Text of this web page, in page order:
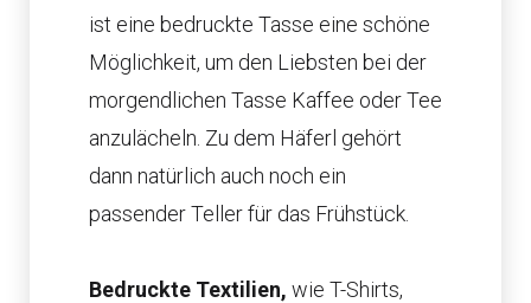
ist eine bedruckte Tasse eine schöne
Möglichkeit, um den Liebsten bei der
morgendlichen Tasse Kaffee oder Tee
anzulächeln. Zu dem Häferl gehört
dann natürlich auch noch ein
passender Teller für das Frühstück.
Bedruckte Textilien, wie T-Shirts,